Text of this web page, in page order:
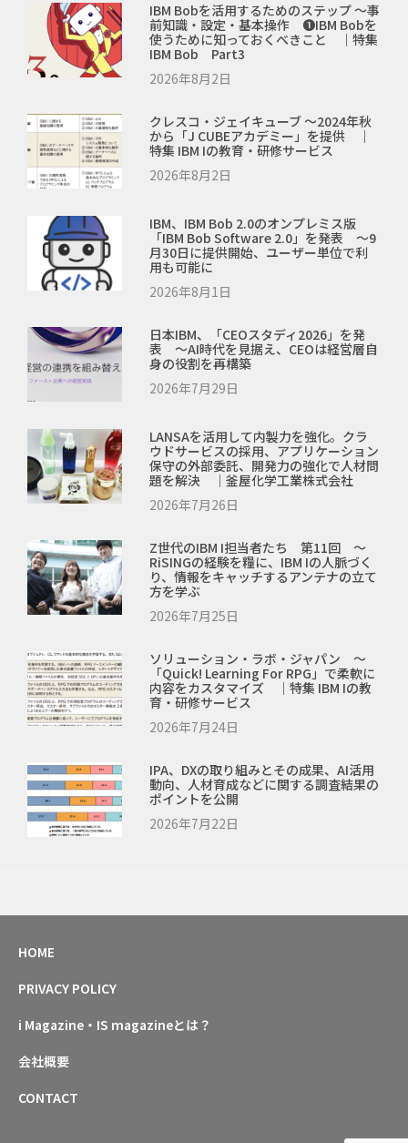
IBM Bobを活用するためのステップ ～事
前知識・設定・基本操作 ❶IBM Bobを
使うために知っておくべきこと ｜特集
IBM Bob Part3
2026年8月2日
クレスコ・ジェイキューブ ～2024年秋
から「J CUBEアカデミー」を提供 ｜
特集 IBM Iの教育・研修サービス
2026年8月2日
IBM、IBM Bob 2.0のオンプレミス版
「IBM Bob Software 2.0」を発表 ～9
月30日に提供開始、ユーザー単位で利
用も可能に
2026年8月1日
日本IBM、「CEOスタディ2026」を発
表 ～AI時代を見据え、CEOは経営層自
身の役割を再構築
2026年7月29日
LANSAを活用して内製力を強化。クラ
ウドサービスの採用、アプリケーション
保守の外部委託、開発力の強化で人材問
題を解決 ｜釜屋化学工業株式会社
2026年7月26日
Z世代のIBM I担当者たち 第11回 ～
RiSINGの経験を糧に、IBM Iの人脈づく
り、情報をキャッチするアンテナの立て
方を学ぶ
2026年7月25日
ソリューション・ラボ・ジャパン ～
「Quick! Learning For RPG」で柔軟に
内容をカスタマイズ ｜特集 IBM Iの教
育・研修サービス
2026年7月24日
IPA、DXの取り組みとその成果、AI活用
動向、人材育成などに関する調査結果の
ポイントを公開
2026年7月22日
HOME
PRIVACY POLICY
i Magazine・IS magazineとは？
会社概要
CONTACT